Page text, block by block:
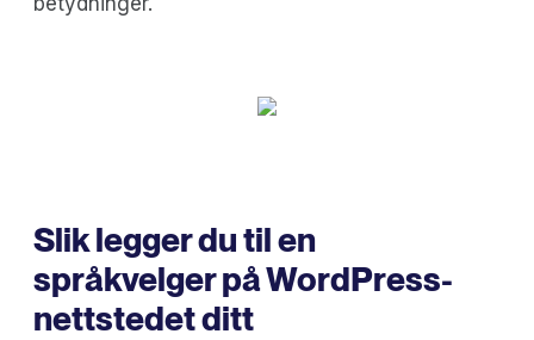
Slik legger du til en
språkvelger på WordPress-
nettstedet ditt